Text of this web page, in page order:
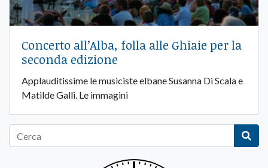
Concerto all’Alba, folla alle Ghiaie per la
seconda edizione
Applauditissime le musiciste elbane Susanna Di Scala e
Matilde Galli. Le immagini